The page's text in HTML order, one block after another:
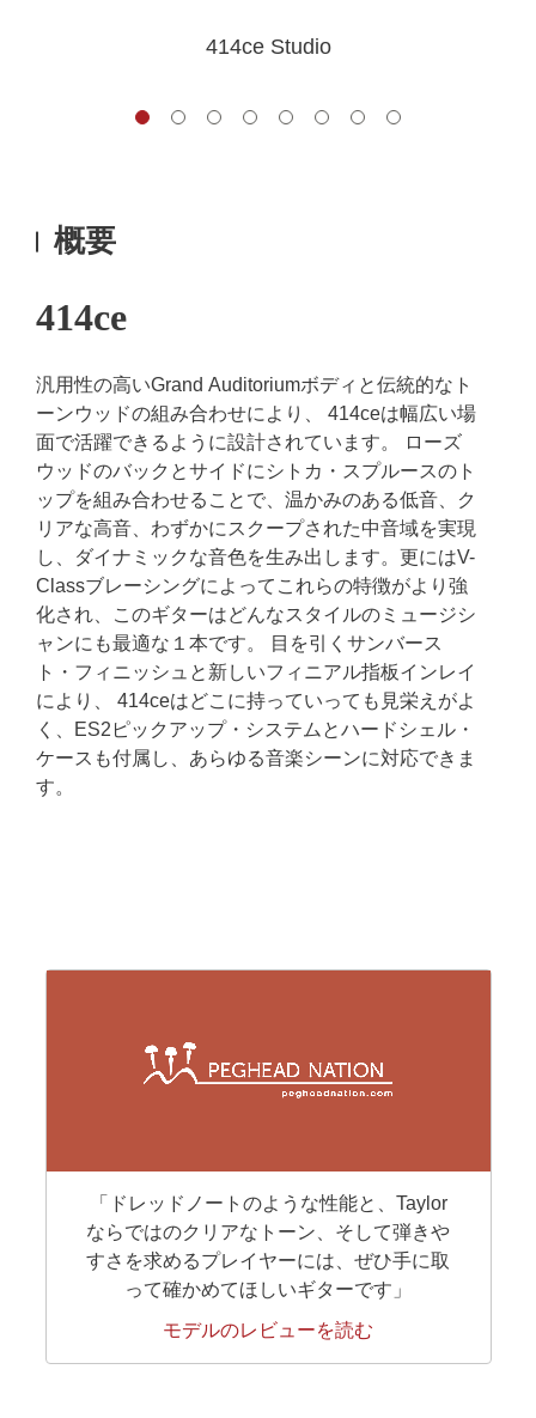
414ce Studio
概要
414ce
汎用性の高いGrand Auditoriumボディと伝統的なト
ーンウッドの組み合わせにより、 414ceは幅広い場
面で活躍できるように設計されています。 ローズ
ウッドのバックとサイドにシトカ・スプルースのト
ップを組み合わせることで、温かみのある低音、ク
リアな高音、わずかにスクープされた中音域を実現
し、ダイナミックな音色を生み出します。更にはV-
Classブレーシングによってこれらの特徴がより強
化され、このギターはどんなスタイルのミュージシ
ャンにも最適な１本です。 目を引くサンバース
ト・フィニッシュと新しいフィニアル指板インレイ
により、 414ceはどこに持っていっても見栄えがよ
く、ES2ピックアップ・システムとハードシェル・
ケースも付属し、あらゆる音楽シーンに対応できま
す。
「ドレッドノートのような性能と、Taylor
ならではのクリアなトーン、そして弾きや
すさを求めるプレイヤーには、ぜひ手に取
って確かめてほしいギターです」
モデルのレビューを読む